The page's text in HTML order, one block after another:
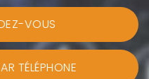
VOUS
TÉLÉPHONE